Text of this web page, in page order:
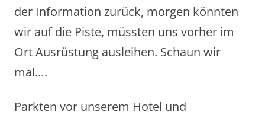
der Information zurück, morgen könnten
wir auf die Piste, müssten uns vorher im
Ort Ausrüstung ausleihen. Schaun wir
mal….
Parkten vor unserem Hotel und